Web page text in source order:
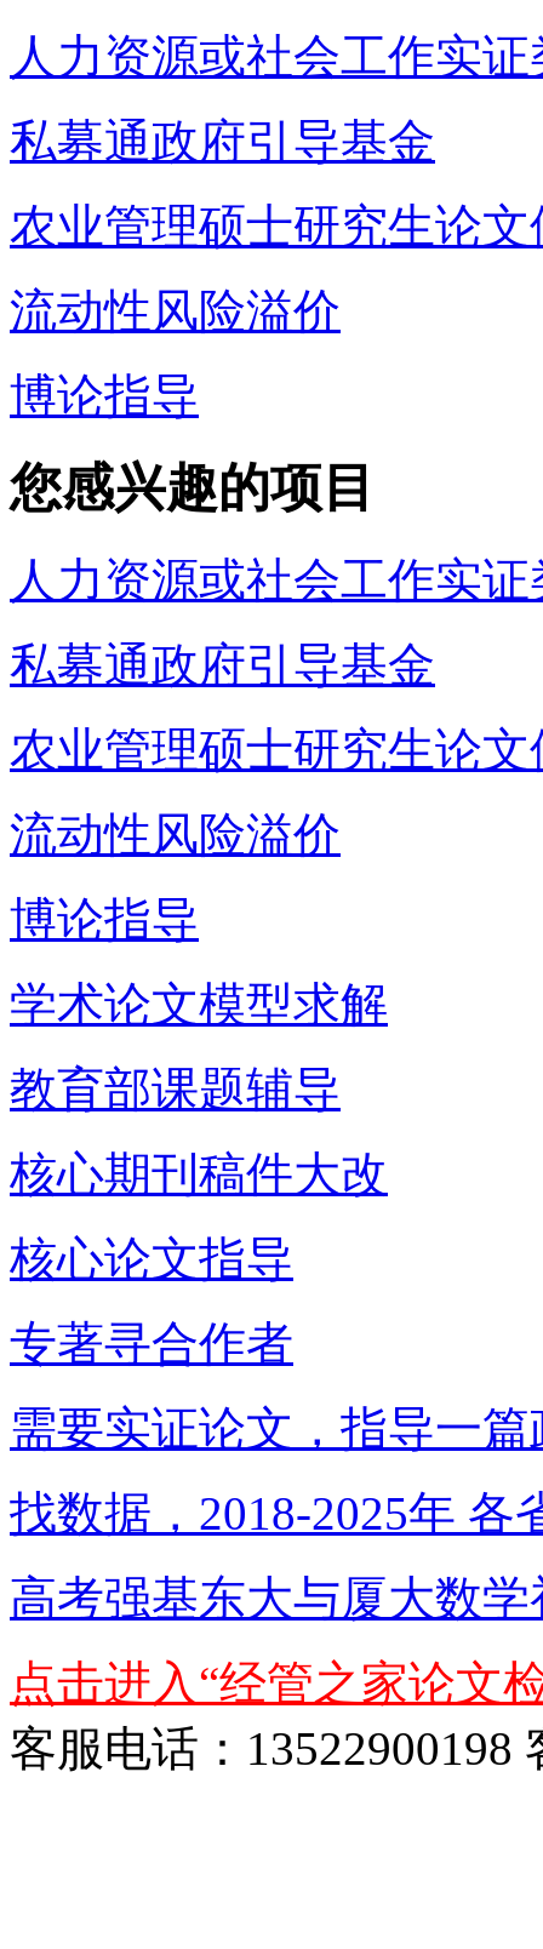
人力资源或社会工作实
私募通政府引导基金
农业管理硕士研究生论文
流动性风险溢价
博论指导
您感兴趣的项目
人力资源或社会工作实
私募通政府引导基金
农业管理硕士研究生论文
流动性风险溢价
博论指导
学术论文模型求解
教育部课题辅导
核心期刊稿件大改
核心论文指导
专著寻合作者
需要实证论文，指导一
找数据，2018-2025年
高考强基东大与厦大数
点击进入“经管之家论文
客服电话：13522900198